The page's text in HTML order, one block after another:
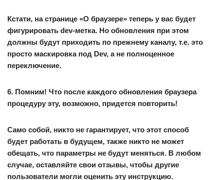
Кстати, на странице «О браузере» теперь у вас будет
фигурировать dev-метка. Но обновления при этом
должны будут приходить по прежнему каналу, т.е. это
просто маскировка под Dev, а не полноценное
переключение.
6. Помним! Что после каждого обновления браузера
процедуру эту, возможно, придется повторить!
Само собой, никто не гарантирует, что этот способ
будет работать в будущем, также никто не может
обещать, что параметры не будут меняться. В любом
случае, оставляйте свои отзывы, чтобы другие
пользователи могли оценить эту инструкцию.